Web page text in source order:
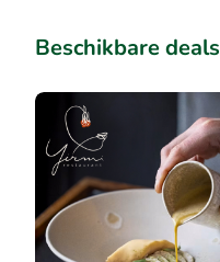
Beschikbare deals